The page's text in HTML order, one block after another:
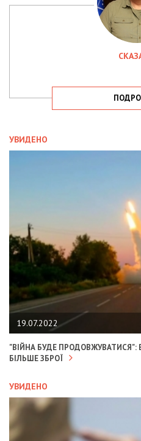
УВИДЕНО
19.07.2022
"ВІЙНА БУДЕ ПРОДОВЖУВАТИСЯ":
БІЛЬШЕ ЗБРОЇ
УВИДЕНО